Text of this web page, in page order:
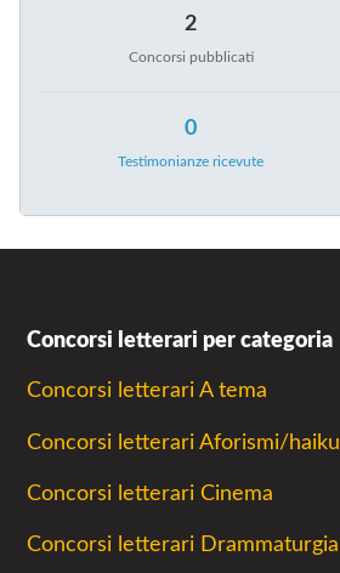
2
Concorsi pubblicati
0
Testimonianze ricevute
Concorsi letterari per categoria
Concorsi letterari A tema
Concorsi letterari Aforismi/haiku
Concorsi letterari Cinema
Concorsi letterari Drammaturgia